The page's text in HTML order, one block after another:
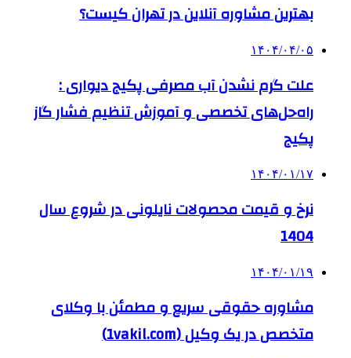
بهترین مشاوره آنلاین در تهران کیست؟
۱۴۰۴/۰۴/۰۵
علت گرم نشدن آب مصرفی پکیج دیواری :
راه‌حل‌های تخصصی و آموزش تنظیم فشار گاز
پکیج
۱۴۰۴/۰۱/۱۷
نرخ و قیمت محصولات نایلونی در شروع سال
1404
۱۴۰۴/۰۱/۱۹
مشاوره حقوقی سریع و مطمئن با وکلای
متخصص در یک وکیل (1vakil.com)